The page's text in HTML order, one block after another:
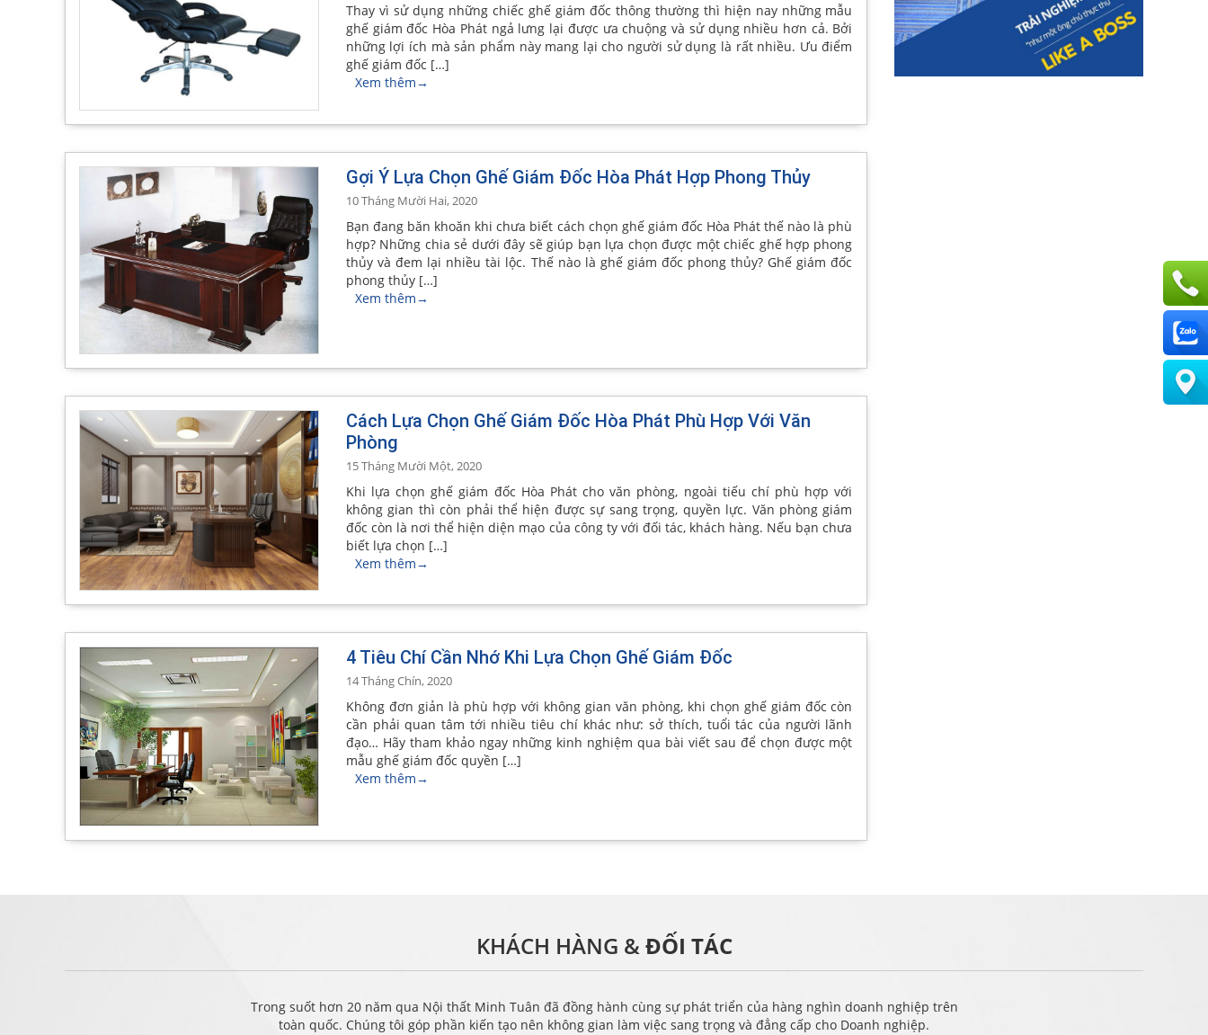
Thay vì sử dụng những chiếc ghế giám đốc thông thường thì hiện nay những mẫu
ghế giám đốc Hòa Phát ngả lưng lại được ưa chuộng và sử dụng nhiều hơn cả. Bởi
những lợi ích mà sản phẩm này mang lại cho người sử dụng là rất nhiều. Ưu điểm
ghế giám đốc […]
Xem thêm→
Gợi Ý Lựa Chọn Ghế Giám Đốc Hòa Phát Hợp Phong Thủy
10 Tháng Mười Hai, 2020
Bạn đang băn khoăn khi chưa biết cách chọn ghế giám đốc Hòa Phát thế nào là phù
hợp? Những chia sẻ dưới đây sẽ giúp bạn lựa chọn được một chiếc ghế hợp phong
thủy và đem lại nhiều tài lộc. Thế nào là ghế giám đốc phong thủy? Ghế giám đốc
phong thủy […]
Xem thêm→
Cách Lựa Chọn Ghế Giám Đốc Hòa Phát Phù Hợp Với Văn
Phòng
15 Tháng Mười Một, 2020
Khi lựa chọn ghế giám đốc Hòa Phát cho văn phòng, ngoài tiếu chí phù hợp với
không gian thì còn phải thể hiện được sự sang trọng, quyền lực. Văn phòng giám
đốc còn là nơi thể hiện diện mạo của công ty với đối tác, khách hàng. Nếu bạn chưa
biết lựa chọn […]
Xem thêm→
4 Tiêu Chí Cần Nhớ Khi Lựa Chọn Ghế Giám Đốc
14 Tháng Chín, 2020
Không đơn giản là phù hợp với không gian văn phòng, khi chọn ghế giám đốc còn
cần phải quan tâm tới nhiều tiêu chí khác như: sở thích, tuổi tác của người lãnh
đạo… Hãy tham khảo ngay những kinh nghiệm qua bài viết sau để chọn được một
mẫu ghế giám đốc quyền […]
Xem thêm→
KHÁCH HÀNG &ĐỐI TÁC
Trong suốt hơn 20 năm qua Nội thất Minh Tuân đã đồng hành cùng sự phát triển của hàng nghìn doanh nghiệp trên
toàn quốc. Chúng tôi góp phần kiến tạo nên không gian làm việc sang trọng và đẳng cấp cho Doanh nghiệp.